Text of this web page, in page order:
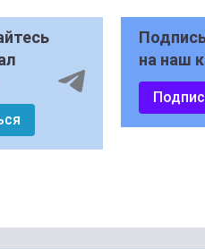
на наш